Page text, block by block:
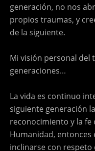
generación, no nos
propios traumas, y
de la siguiente.
Mi visión personal del
generaciones…
La vida es continuo
siguiente generación
reconocimiento y la fe
Humanidad,
inclinarse con respeto